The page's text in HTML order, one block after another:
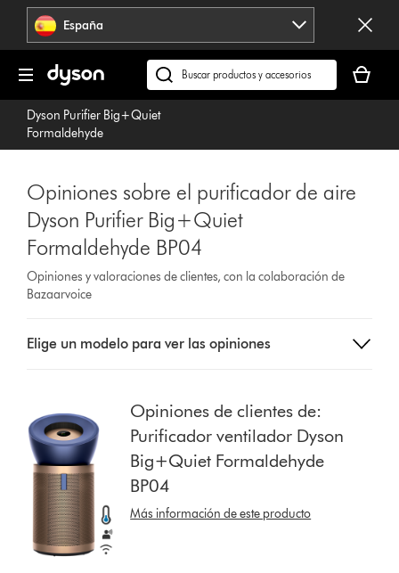
Omitir
navegación España
Buscar
en
dyson.es
cesta
está
Dyson Purifier Big+Quiet
Formaldehyde
Opiniones sobre el purificador de aire
Dyson Purifier Big+Quiet
Formaldehyde BP04
Opiniones y valoraciones de clientes, con la colaboración de
Bazaarvoice
a
list
to
show
reviews
model
below
Elige un modelo para ver las opiniones
Opiniones de clientes de:
Purificador ventilador Dyson
Big+Quiet Formaldehyde
BP04
Más información de este producto